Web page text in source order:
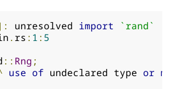
unresolved import
`rand`
. rs : 1: 5
:: Rng ;
use of undeclared type or